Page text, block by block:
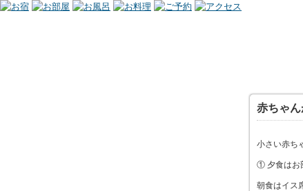
赤ちゃ
小さい赤ち
① 夕食はお
朝食はイス